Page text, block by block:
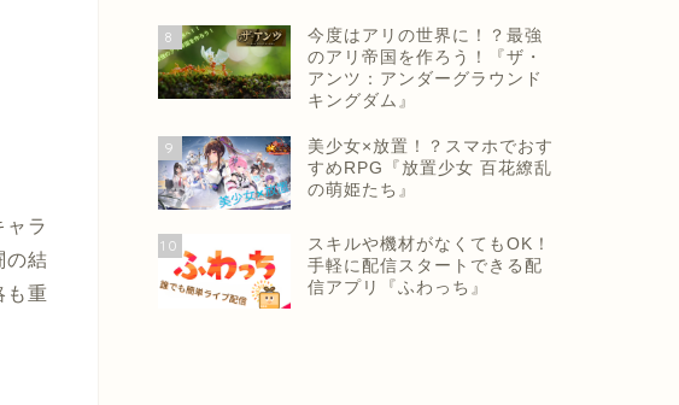
ャラ
の結
も重
8
今度はアリの世界に！？最強
のアリ帝国を作ろう！『ザ・
アンツ：アンダーグラウンド
キングダム』
9
美少女×放置！？スマホでおす
すめRPG『放置少女 百花繚乱
の萌姫たち』
10
スキルや機材がなくてもOK！
手軽に配信スタートできる配
信アプリ『ふわっち』